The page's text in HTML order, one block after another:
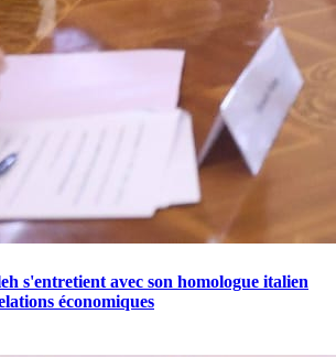
s'entretient avec son homologue italien
économiques